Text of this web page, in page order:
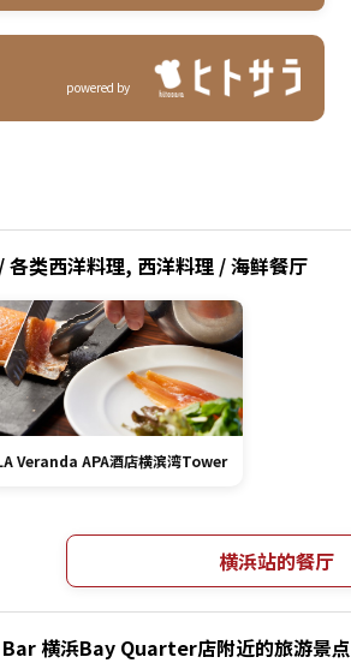
powered by
类西洋料理, 西洋料理 / 海鲜餐厅
Veranda APA酒店横滨湾Tower
横浜站的餐厅
横浜Bay Quarter店附近的旅游景点